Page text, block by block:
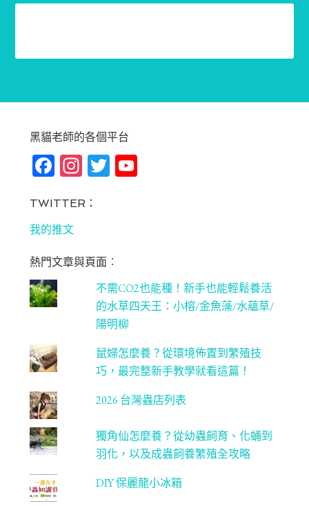
黑貓老師的各個平台
Fa
bo
ok
In
ag
m
T Yo
C
ha
n
ne
l
TWITTER：
我的推文
熱門文章與頁面︰
不需CO2也能種！新手也能輕鬆養活
的水草四天王：小榕/金魚藻/水蘊草/
陽明柳
鼠婦怎麼養？從環境佈置到繁殖技
巧，最完整新手教學就看這篇！
2026 台灣蟲店列表
獨角仙怎麼養？從幼蟲飼育、化蛹到
羽化，以及成蟲飼養繁殖全攻略
DIY 保麗龍小冰箱